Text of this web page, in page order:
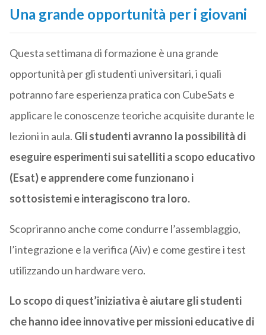
Una grande opportunità per i giovani
Questa settimana di formazione è una grande
opportunità per gli studenti universitari, i quali
potranno fare esperienza pratica con CubeSats e
applicare le conoscenze teoriche acquisite durante le
lezioni in aula. Gli studenti avranno la possibilità di
eseguire esperimenti sui satelliti a scopo educativo
(Esat) e apprendere come funzionano i
sottosistemi e interagiscono tra loro.
Scopriranno anche come condurre l’assemblaggio,
l’integrazione e la verifica (Aiv) e come gestire i test
utilizzando un hardware vero.
Lo scopo di quest’iniziativa è aiutare gli studenti
che hanno idee innovative per missioni educative di